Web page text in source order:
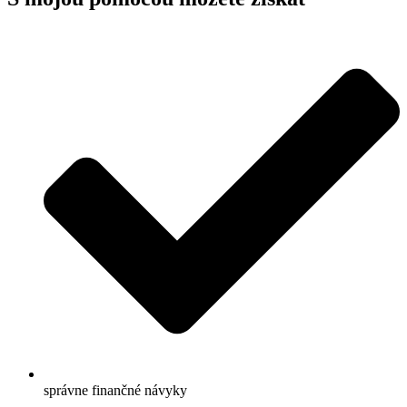
správne finančné návyky